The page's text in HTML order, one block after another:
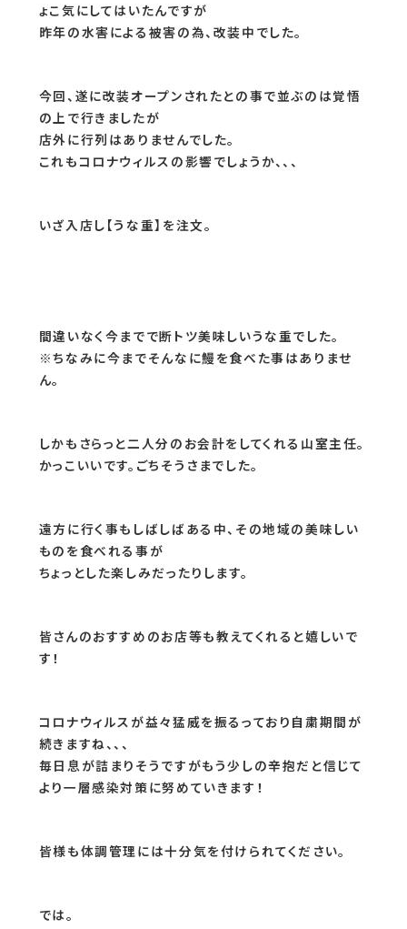
ょこ気にしてはいたんですが
昨年の水害による被害の為、改装中でした。
今回、遂に改装オープンされたとの事で並ぶのは覚悟
の上で行きましたが
店外に行列はありませんでした。
これもコロナウィルスの影響でしょうか、、、
いざ入店し【うな重】を注文。
間違いなく今までで断トツ美味しいうな重でした。
※ちなみに今までそんなに鰻を食べた事はありませ
ん。
しかもさらっと二人分のお会計をしてくれる山室主任。
かっこいいです。ごちそうさまでした。
遠方に行く事もしばしばある中、その地域の美味しい
ものを食べれる事が
ちょっとした楽しみだったりします。
皆さんのおすすめのお店等も教えてくれると嬉しいで
す！
コロナウィルスが益々猛威を振るっており自粛期間が
続きますね、、、
毎日息が詰まりそうですがもう少しの辛抱だと信じて
より一層感染対策に努めていきます！
皆様も体調管理には十分気を付けられてください。
では。